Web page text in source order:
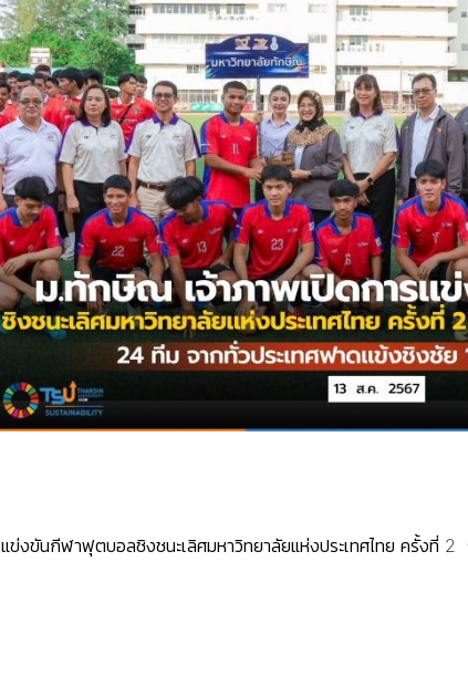
งขันกีฬาฟุตบอลชิงชนะเลิศมหาวิทยาลัยแห่งประเทศไทย ครั้งที่